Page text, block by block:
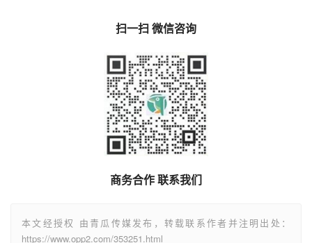
扫一扫 微信咨询
商务合作 联系我们
本文经授权 由青瓜传媒发布，转载联系作者并注明出处：
https://www.opp2.com/353251.html